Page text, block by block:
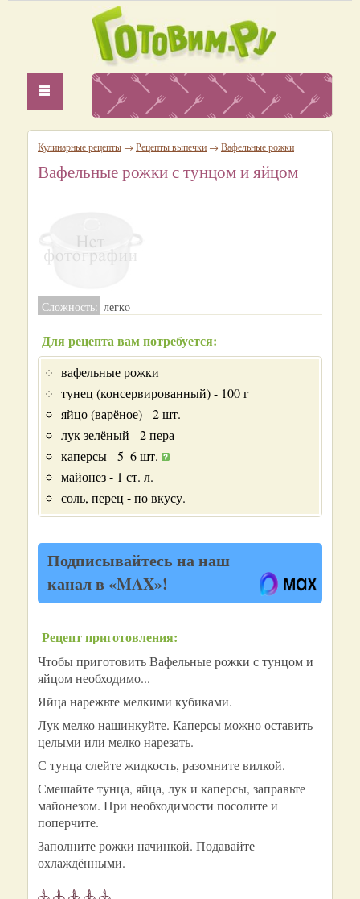
Кулинарные рецепты → Рецепты выпечки → Вафельные рожки
Вафельные рожки с тунцом и яйцом
Сложность: легкo
Для рецепта вам потребуется:
вафельные рожки
тунец (консервированный) - 100 г
яйцо (варёное) - 2 шт.
лук зелёный - 2 пера
каперсы - 5–6 шт.
майонез - 1 ст. л.
соль, перец - по вкусу.
Подписывайтесь на наш
канал в «MAX»!
Рецепт приготовления:
Чтобы приготовить Вафельные рожки с тунцом и
яйцом необходимо...
Яйца нарежьте мелкими кубиками.
Лук мелко нашинкуйте. Каперсы можно оставить
целыми или мелко нарезать.
С тунца слейте жидкость, разомните вилкой.
Смешайте тунца, яйца, лук и каперсы, заправьте
майонезом. При необходимости посолите и
поперчите.
Заполните рожки начинкой. Подавайте
охлаждёнными.